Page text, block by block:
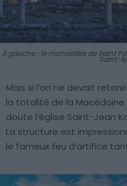
À gauche : le monastère de Saint
Saint-
Mais si l’on ne devait
la totalité de la Macédoine
doute l’église Saint-Jean
La structure est
le fameux feu d’artifice